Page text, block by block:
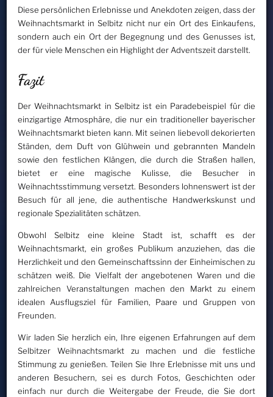
Diese persönlichen Erlebnisse und Anekdoten zeigen, dass der
Weihnachtsmarkt in Selbitz nicht nur ein Ort des Einkaufens,
sondern auch ein Ort der Begegnung und des Genusses ist,
der für viele Menschen ein Highlight der Adventszeit darstellt.
Fazit
Der Weihnachtsmarkt in Selbitz ist ein Paradebeispiel für die
einzigartige Atmosphäre, die nur ein traditioneller bayerischer
Weihnachtsmarkt bieten kann. Mit seinen liebevoll dekorierten
Ständen, dem Duft von Glühwein und gebrannten Mandeln
sowie den festlichen Klängen, die durch die Straßen hallen,
bietet er eine magische Kulisse, die Besucher in
Weihnachtsstimmung versetzt. Besonders lohnenswert ist der
Besuch für all jene, die authentische Handwerkskunst und
regionale Spezialitäten schätzen.
Obwohl Selbitz eine kleine Stadt ist, schafft es der
Weihnachtsmarkt, ein großes Publikum anzuziehen, das die
Herzlichkeit und den Gemeinschaftssinn der Einheimischen zu
schätzen weiß. Die Vielfalt der angebotenen Waren und die
zahlreichen Veranstaltungen machen den Markt zu einem
idealen Ausflugsziel für Familien, Paare und Gruppen von
Freunden.
Wir laden Sie herzlich ein, Ihre eigenen Erfahrungen auf dem
Selbitzer Weihnachtsmarkt zu machen und die festliche
Stimmung zu genießen. Teilen Sie Ihre Erlebnisse mit uns und
anderen Besuchern, sei es durch Fotos, Geschichten oder
einfach nur durch die Weitergabe der Freude, die Sie dort